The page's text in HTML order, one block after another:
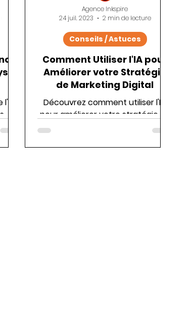
Comment Utiliser l'IA pour
Améliorer votre Stratégie
de Marketing Digital
Découvrez comment utiliser l'IA
pour améliorer votre stratégie de
Conseils / Astuces
Agence Inkspire
24 juil. 2023
2 min de lecture